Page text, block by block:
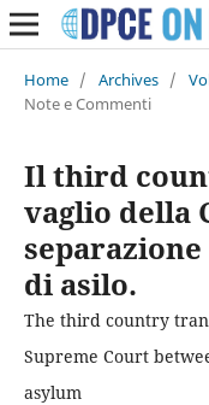
Home / Archives /
Note e Commenti
Il third
vaglio della
di asilo.
The third country
Supreme Court
asylum